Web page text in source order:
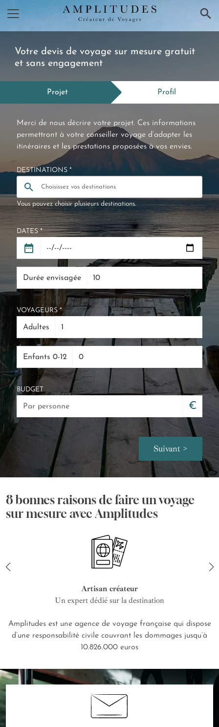
×
Votre devis de voyage sur mesure gratuit
et sans engagement
Projet Profil
Merci de nous décrire votre projet. Ces informations
permettront à votre conseiller voyage d’adapter les
itinéraires et les prestations proposées à vos envies.
DESTINATIONS *
Vous pouvez choisir plusieurs destinations.
DATES *
Durée envisagée
VOYAGEURS *
Adultes
Enfants 0-12
BUDGET
€
Suivant >
8 bonnes raisons de faire un voyage
sur mesure avec Amplitudes
Artisan créateur
Un expert dédié sur la destination
Amplitudes est une agence de voyage française qui dispose
d’une responsabilité civile couvrant les dommages jusqu’à
10.826.000 euros